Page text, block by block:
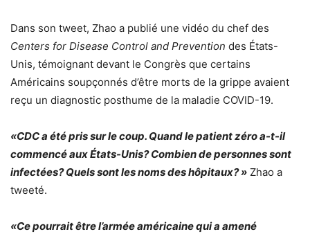
Dans son tweet, Zhao a publié une vidéo du chef des
Centers for Disease Control and Prevention des États-
Unis, témoignant devant le Congrès que certains
Américains soupçonnés d’être morts de la grippe avaient
reçu un diagnostic posthume de la maladie COVID-19.
«CDC a été pris sur le coup. Quand le patient zéro a-t-il
commencé aux États-Unis? Combien de personnes sont
infectées? Quels sont les noms des hôpitaux? » Zhao a
tweeté.
«Ce pourrait être l’armée américaine qui a amené